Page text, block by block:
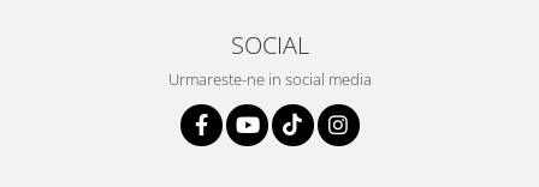
SOCIAL
Urmareste-ne in social media